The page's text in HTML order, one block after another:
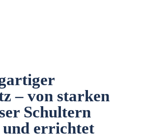
– von starken
Schultern
und errichtet